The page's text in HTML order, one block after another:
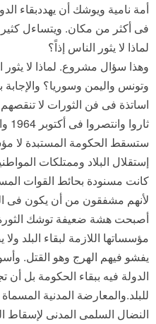
أمة نامية ويوشك أن يهددبقاء
فى أكثر من مكان. ويتساءل
لماذا لا يثور الناس إذاً؟
وهذا سؤال مشروع. لماذا لا
وتونس واليمن وسوريا؟
اساتذة فى فن الثورات لا
ستسقط الحكومة المستبدة لا
إستقلال البلاد وممتلكات
كانت مسنودة بحائط القوات
لأنهم مشفقون من أن يكون فى
أصبحت هشة ضعيفة توشك
مؤسساتها اللازمة لبقاء البلد
يفشو فيهم الهرج وهو القتل.
الدولة فيه ببقاء الحكومة بل أن
للبلد.والمعارضة المدنية
النضال السلمى المدنى لإسقاط